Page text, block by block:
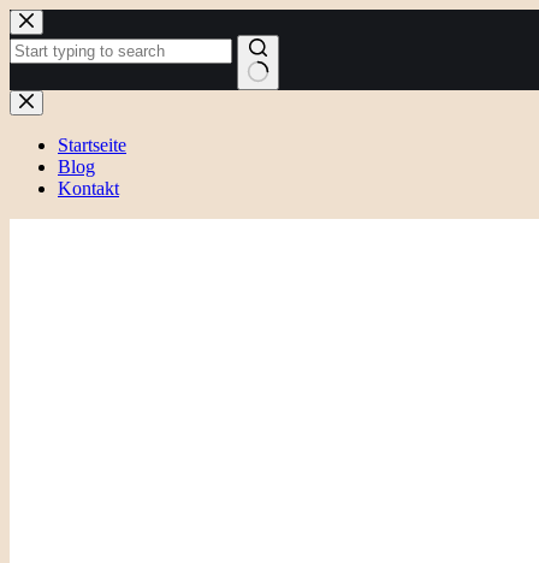
Zum
Inhalt
springen
Keine
Ergebnisse
Startseite
Blog
Kontakt